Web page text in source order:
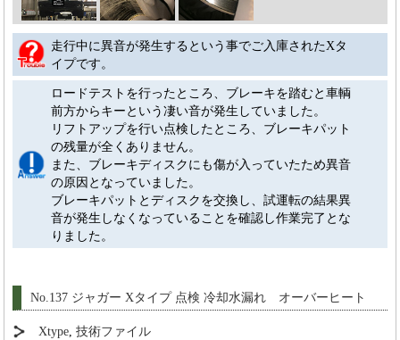
走行中に異音が発生するという事でご入庫されたXタ
イプです。
ロードテストを行ったところ、ブレーキを踏むと車輌
前方からキーという凄い音が発生していました。
リフトアップを行い点検したところ、ブレーキパット
の残量が全くありません。
また、ブレーキディスクにも傷が入っていたため異音
の原因となっていました。
ブレーキパットとディスクを交換し、試運転の結果異
音が発生しなくなっていることを確認し作業完了とな
りました。
No.137 ジャガー Xタイプ 点検 冷却水漏れ オーバーヒート
Xtype,技術ファイル